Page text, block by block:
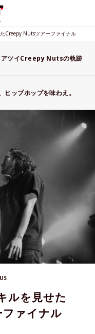
Creepy Nutsツアーファイナル
アツイCreepy Nutsの軌跡
ップホップを味わえ。
ルを見せた
ァイナル